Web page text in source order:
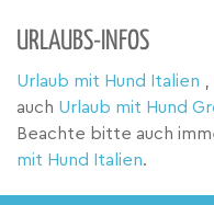
URLAUBS-INFOS
Urlaub mit Hund Italien
auch Urlaub mit Hund
Beachte bitte auch
mit Hund Italien.